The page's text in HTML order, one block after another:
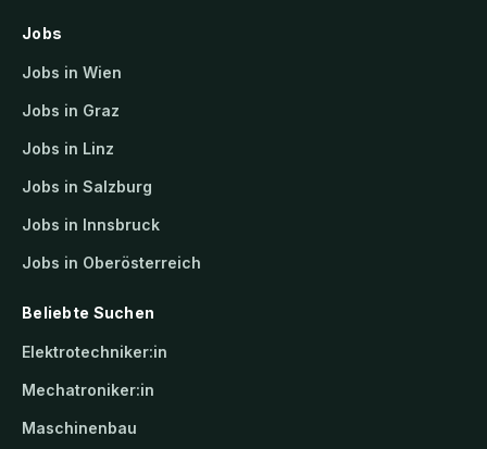
Jobs
Jobs in Wien
Jobs in Graz
Jobs in Linz
Jobs in Salzburg
Jobs in Innsbruck
Jobs in Oberösterreich
Beliebte Suchen
Elektrotechniker:in
Mechatroniker:in
Maschinenbau